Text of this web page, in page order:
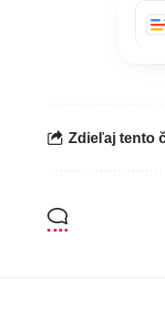
Zdieľaj tento